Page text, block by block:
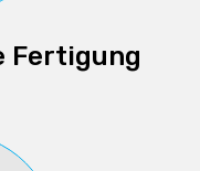
Fertigung